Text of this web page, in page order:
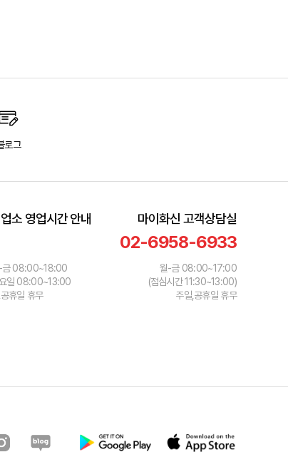
로그
소 영업시간 안내
금 08:00~18:00
일 08:00~13:00
휴일 휴무
마이화신 고객상담실
02-6958-6933
월-금 08:00~17:00
(점심시간 11:30~13:00)
주일,공휴일 휴무